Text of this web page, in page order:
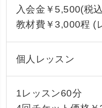
入会金￥5,500(税
教材費￥3,000程 (
個人レッスン
1レッスン60分